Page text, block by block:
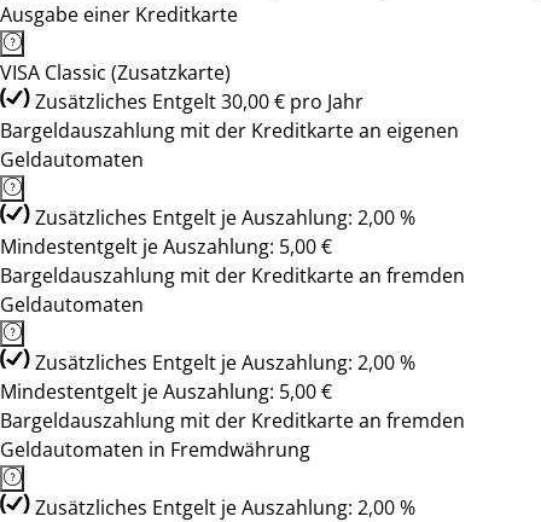
Ausgabe einer Kreditkarte
VISA Classic (Zusatzkarte)
Zusätzliches Entgelt 30,00 € pro Jahr
Bargeldauszahlung mit der Kreditkarte an eigenen
Geldautomaten
Zusätzliches Entgelt je Auszahlung: 2,00 %
Mindestentgelt je Auszahlung: 5,00 €
Bargeldauszahlung mit der Kreditkarte an fremden
Geldautomaten
Zusätzliches Entgelt je Auszahlung: 2,00 %
Mindestentgelt je Auszahlung: 5,00 €
Bargeldauszahlung mit der Kreditkarte an fremden
Geldautomaten in Fremdwährung
Zusätzliches Entgelt je Auszahlung: 2,00 %